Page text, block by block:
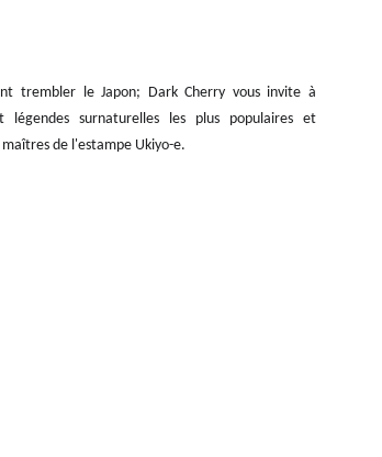
trembler le Japon; Dark Cherry vous invite à
surnaturelles les plus populaires et
de l'estampe Ukiyo-e.